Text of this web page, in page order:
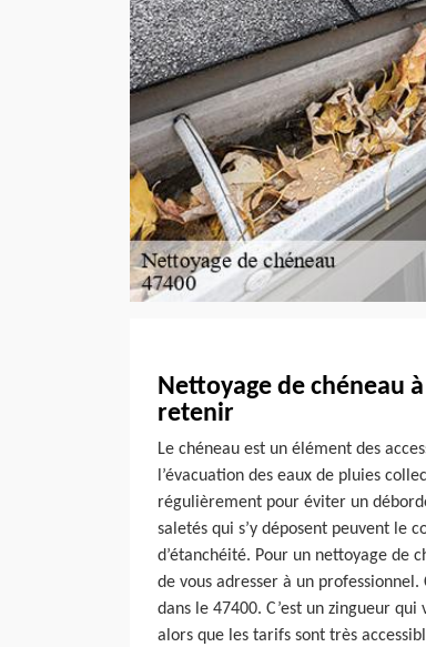
Nettoyage de chéneau
retenir
Le chéneau est un élément des
l’évacuation des eaux de pluies
régulièrement pour éviter un
saletés qui s’y déposent peuvent le
d’étanchéité. Pour un nettoyage de
de vous adresser à un
dans le 47400. C’est un zingueur
alors que les tarifs sont très